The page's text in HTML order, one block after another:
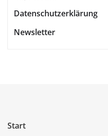
Datenschutzerklärung
Newsletter
Start